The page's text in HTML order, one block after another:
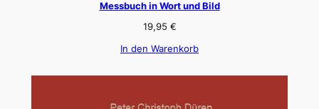
Messbuch in Wort und Bild
19,95 €
In den Warenkorb